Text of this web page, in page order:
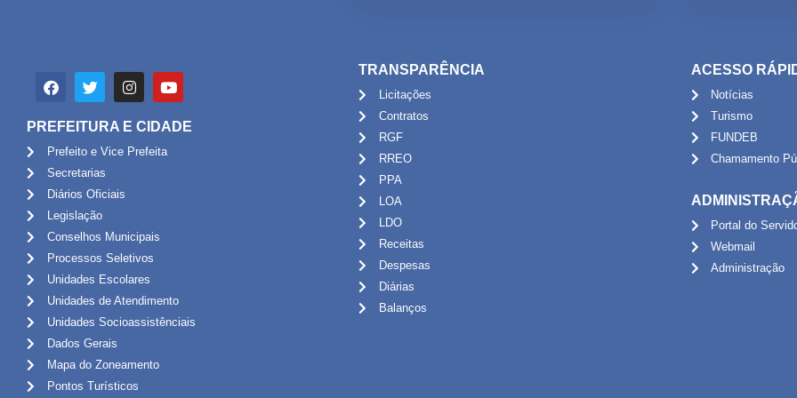
PREFEITURA E CIDADE
Prefeito e Vice Prefeita
Secretarias
Diários Oficiais
Legislação
Conselhos Municipais
Processos Seletivos
Unidades Escolares
Unidades de Atendimento
Unidades Socioassistênciais
Dados Gerais
Mapa do Zoneamento
Pontos Turísticos
TRANSPARÊNCIA
Licitações
Contratos
RGF
RREO
PPA
LOA
LDO
Receitas
Despesas
Diárias
Balanços
ACESSO
Notícias
Turismo
FUNDEB
Chamamento
Portal do
Webmail
Administração